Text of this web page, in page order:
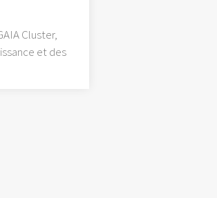
Cluster,
et des